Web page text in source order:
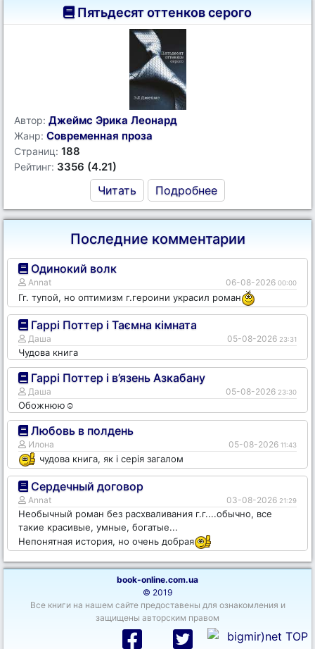
Пятьдесят оттенков серого
Автор: Джеймс Эрика Леонард
Жанр: Современная проза
Страниц: 188
Рейтинг: 3356 (4.21)
Читать Подробнее
Последние комментарии
Одинокий волк
Annat 06-08-2026 00:00
Гг. тупой, но оптимизм г.героини украсил роман
Гаррі Поттер і Таємна кімната
Даша 05-08-2026 23:31
Чудова книга
Гаррі Поттер і в’язень Азкабану
Даша 05-08-2026 23:30
Обожнюю☺️
Любовь в полдень
Илона 05-08-2026 11:43
чудова книга, як і серія загалом
Сердечный договор
Annat 03-08-2026 21:29
Необычный роман без расхваливания г.г....обычно, все
такие красивые, умные, богатые...
Непонятная история, но очень добрая
book-online.com.ua
© 2019
Все книги на нашем сайте предоставены для ознакомления и
защищены авторским правом